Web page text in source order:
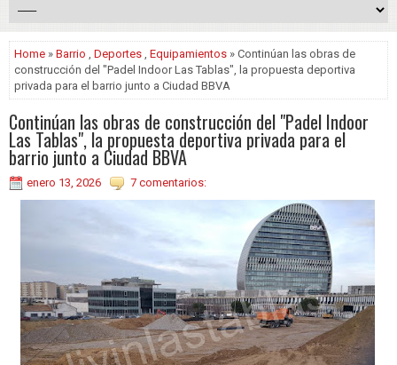
Home » Barrio , Deportes , Equipamientos » Continúan las obras de
construcción del "Padel Indoor Las Tablas", la propuesta deportiva
privada para el barrio junto a Ciudad BBVA
Continúan las obras de construcción del "Padel Indoor
Las Tablas", la propuesta deportiva privada para el
barrio junto a Ciudad BBVA
enero 13, 2026 7 comentarios: